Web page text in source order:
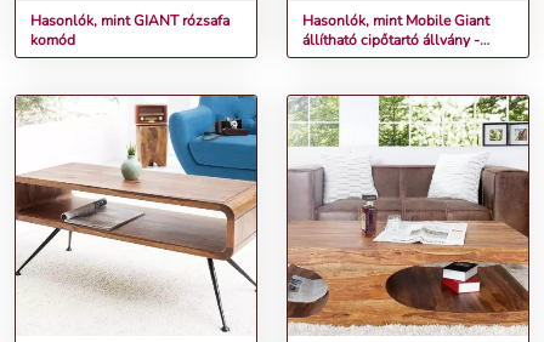
Hasonlók, mint GIANT rózsafa
komód
Hasonlók, mint Mobile Giant
állítható cipőtartó állvány -
Wenko